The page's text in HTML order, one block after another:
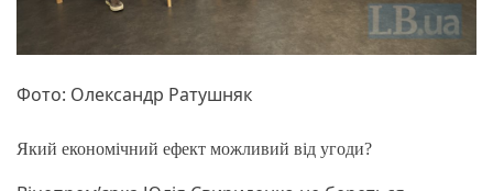
Фото: Олександр Ратушняк
Який економічний ефект можливий від угоди?